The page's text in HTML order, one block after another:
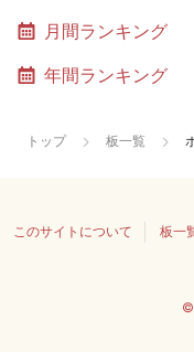
月間ランキング
年間ランキング
トップ 板一覧
このサイトについて 板一